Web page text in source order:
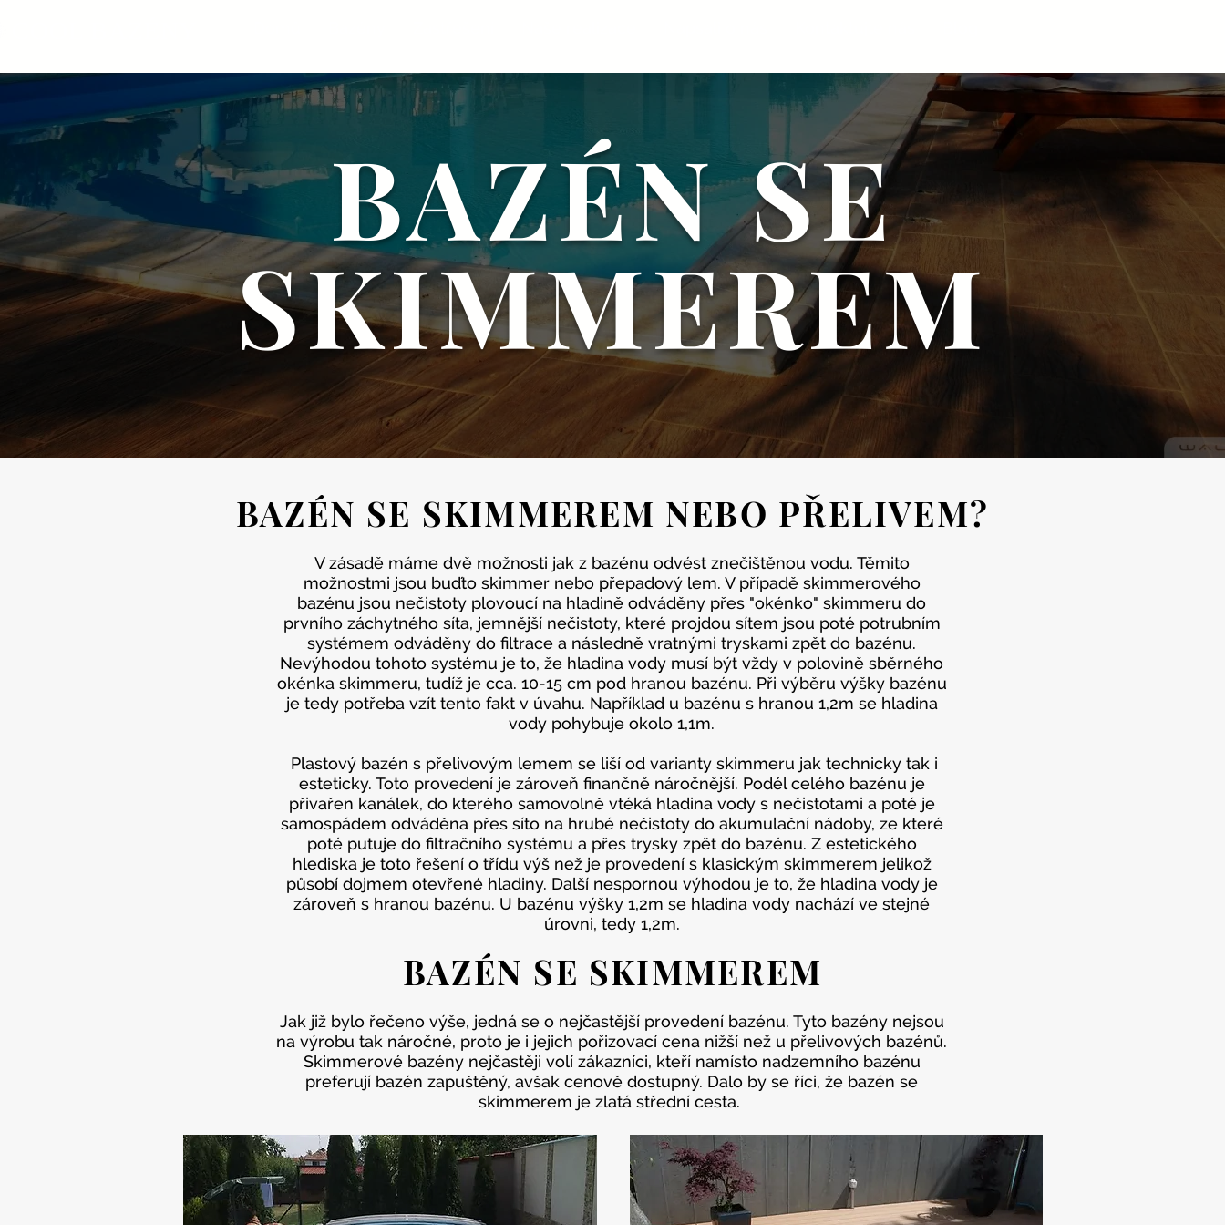
BAZÉN SE
SKIMMEREM
BAZÉN SE SKIMMEREM NEBO PŘELIVEM?
V zásadě máme dvě možnosti jak z bazénu odvést znečištěnou vodu. Těmito
možnostmi jsou buďto skimmer nebo přepadový lem. V případě skimmerového
bazénu jsou nečistoty plovoucí na hladině odváděny přes "okénko" skimmeru do
prvního záchytného síta, jemnější nečistoty, které projdou sítem jsou poté potrubním
systémem odváděny do filtrace a následně vratnými tryskami zpět do bazénu.
Nevýhodou tohoto systému je to, že hladina vody musí být vždy v polovině sběrného
okénka skimmeru, tudíž je cca. 10-15 cm pod hranou bazénu. Při výběru výšky bazénu
je tedy potřeba vzít tento fakt v úvahu. Například u bazénu s hranou 1,2m se hladina
vody pohybuje okolo 1,1m.
Plastový bazén s přelivovým lemem se liší od varianty skimmeru jak technicky tak i
esteticky. Toto provedení je zároveň finančně náročnější. Podél celého bazénu je
přivařen kanálek, do kterého samovolně vtéká hladina vody s nečistotami a poté je
samospádem odváděna přes síto na hrubé nečistoty do akumulační nádoby, ze které
poté putuje do filtračního systému a přes trysky zpět do bazénu. Z estetického
hlediska je toto řešení o třídu výš než je provedení s klasickým skimmerem jelikož
působí dojmem otevřené hladiny. Další nespornou výhodou je to, že hladina vody je
zároveň s hranou bazénu. U bazénu výšky 1,2m se hladina vody nachází ve stejné
úrovni, tedy 1,2m.
BAZÉN SE SKIMMEREM
Jak již bylo řečeno výše, jedná se o nejčastější provedení bazénu. Tyto bazény nejsou
na výrobu tak náročné, proto je i jejich pořizovací cena nižší než u přelivových bazénů.
Skimmerové bazény nejčastěji volí zákazníci, kteří namísto nadzemního bazénu
preferují bazén zapuštěný, avšak cenově dostupný. Dalo by se říci, že bazén se
skimmerem je zlatá střední cesta.